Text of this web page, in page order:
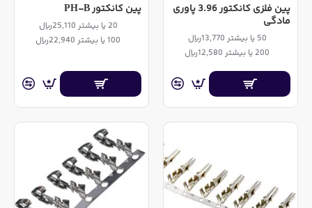
پین فلزی کانکتور 3.96 پاوری
مادگی
50 یا بیشتر 13,770ریال
200 یا بیشتر 12,580ریال
پین کانکتور PH-B
20 یا بیشتر 25,110ریال
100 یا بیشتر 22,940ریال